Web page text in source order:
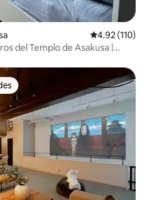
Calificación
4.92 (110)
del Templo de Asakusa |
entre huéspedes